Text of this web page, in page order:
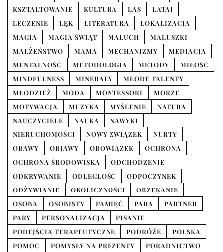
KSZTAŁTOWANIE
KULTURA LAS
LATAJ
LECZENIE
LĘK LITERATURA
LOKALIZACJA
MAGIA
MAGIA ŚWIĄT MALUCH
MALUSZKI
MAŁŻEŃSTWO
MAMA MECHANIZMY
MEDIACJA
MENTALNOŚĆ
METODOLOGIA METODY
MIŁOŚĆ
MINDFULNESS
MINERAŁY
MŁODE TALENTY
MŁODZIEŻ
MODA MONTESSORI
MORZE
MOTYWACJA
MUZYKA MYŚLENIE
NATURA
NAUCZYCIELE
NAUKA
NAWYKI
NIERUCHOMOŚCI
NOWY ZWIĄZEK
NURTY
OBAWY
OBJAWY OBOWIĄZEK
OCHRONA
OCHRONA ŚRODOWISKA
ODCHODZENIE
ODKRYWANIE
ODLEGŁOŚĆ
ODPOCZYNEK
ODŻYWIANIE
OKOLICZNOŚCI
ORZEKANIE
OSOBA
OSOBISTY PAMIĘĆ PARA
PARTNER
PARY
PERSONALIZACJA
PISANIE
PODEJŚCIA TERAPEUTYCZNE
PODRÓŻE
POLSKA
POMOC
POMYSŁY NA PREZENTY PORADNICTWO